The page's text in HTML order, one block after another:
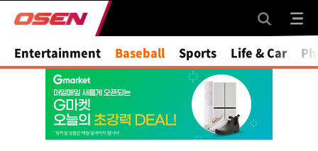
Mute
Entertainment Baseball Sports Life & Car